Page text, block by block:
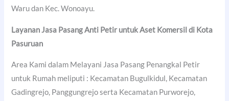
Waru dan Kec. Wonoayu.
Layanan Jasa Pasang Anti Petir untuk Aset Komersil di Kota
Pasuruan
Area Kami dalam Melayani Jasa Pasang Penangkal Petir
untuk Rumah meliputi : Kecamatan Bugulkidul, Kecamatan
Gadingrejo, Panggungrejo serta Kecamatan Purworejo,